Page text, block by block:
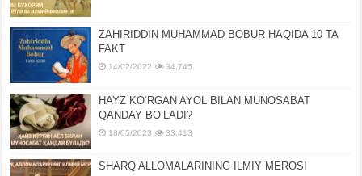
ZAHIRIDDIN MUHAMMAD BOBUR HAQIDA 10 TA
FAKT
14/02/2022 34,745
HAYZ KOʻRGAN AYOL BILAN MUNOSABAT
QANDAY BOʻLADI?
18/05/2023 33,413
SHARQ ALLOMALARINING ILMIY MEROSI